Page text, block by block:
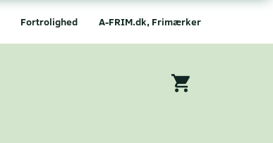
A-FRIM.dk, Frimærker
Fortrolighed